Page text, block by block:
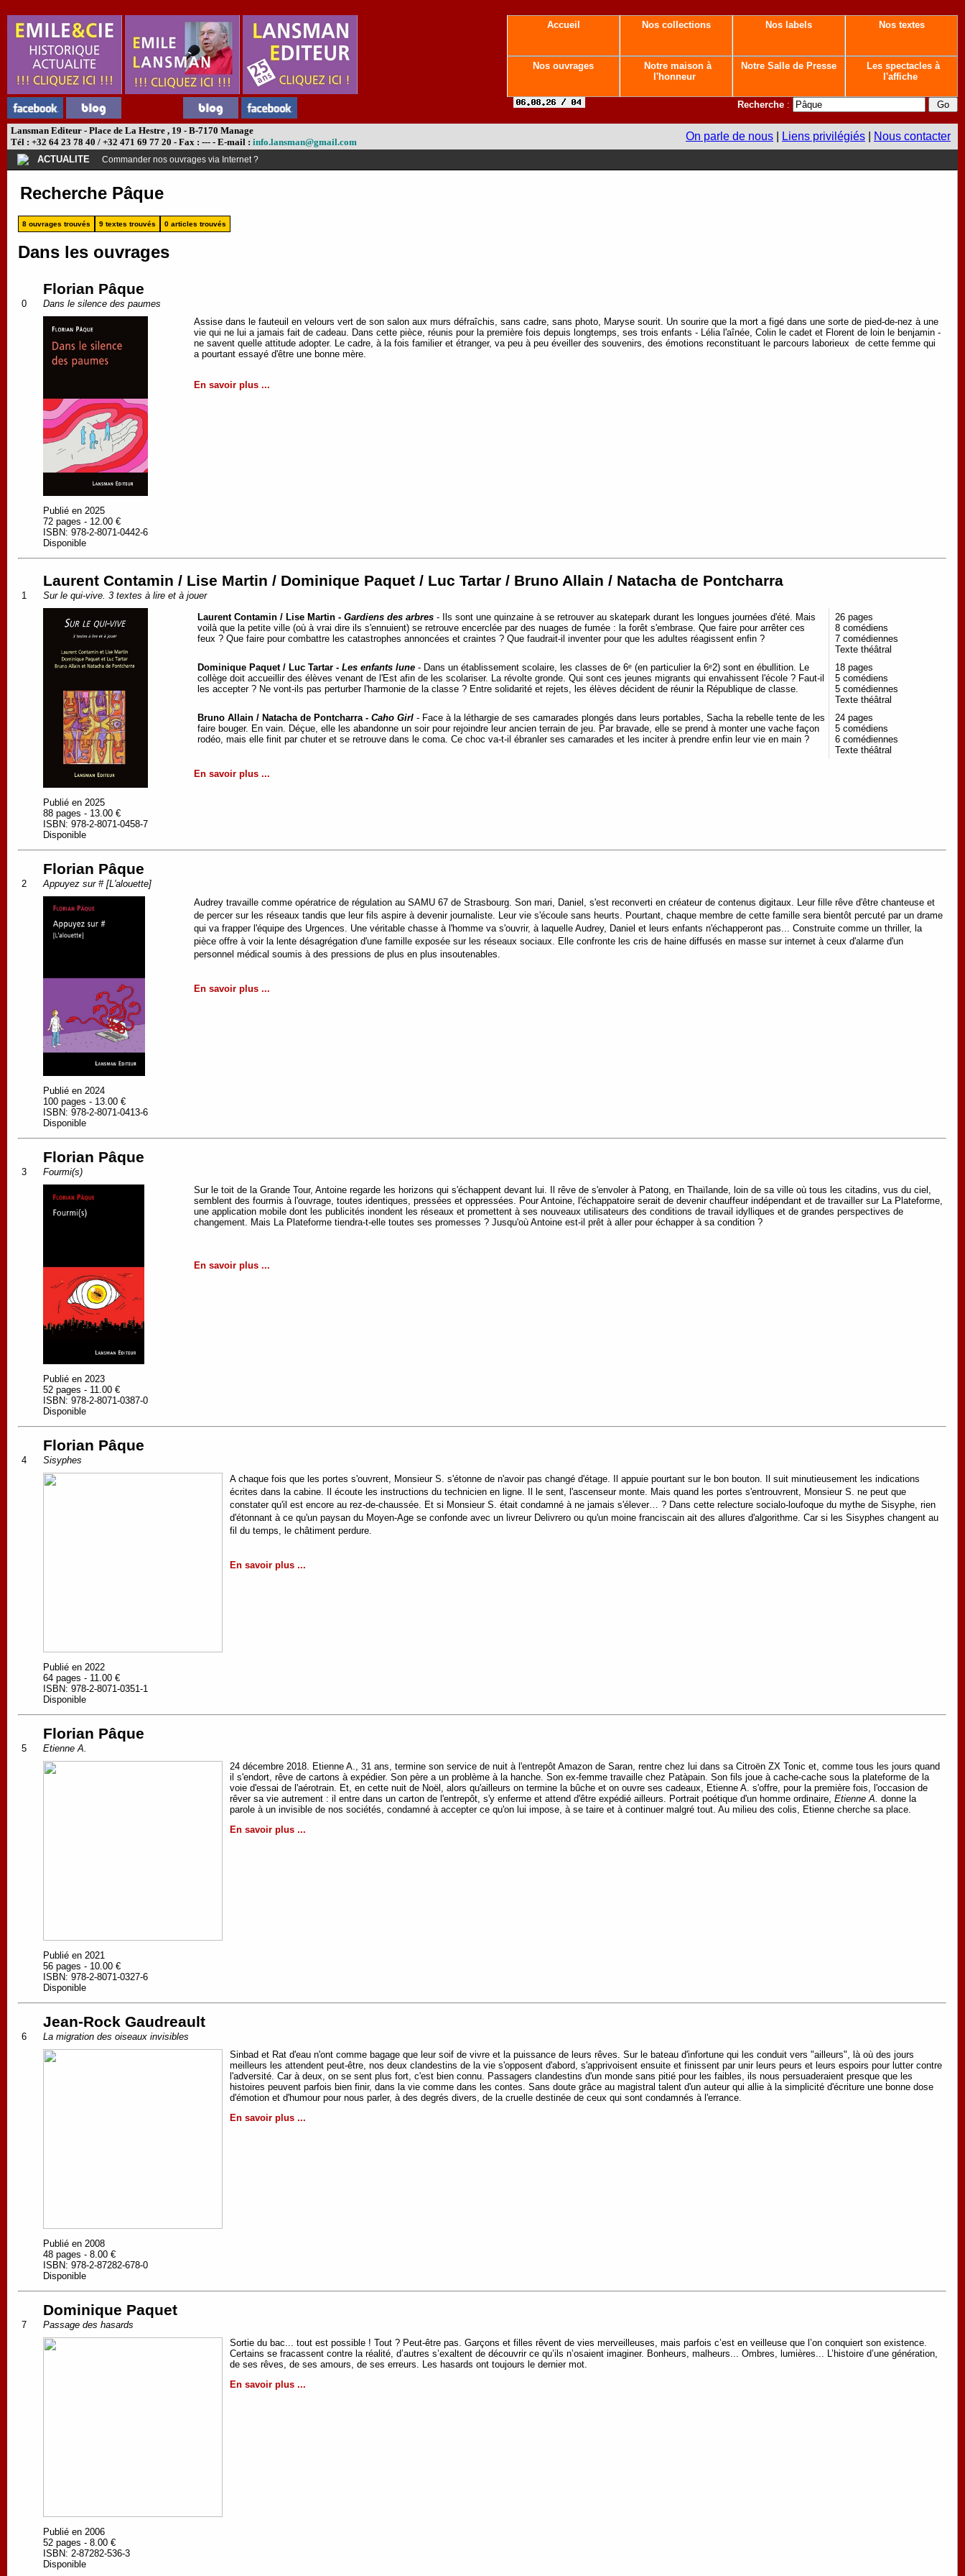
Accueil Nos collections Nos labels Nos textes
Nos ouvrages
Notre maison à
l'honneur
Notre Salle de Presse
Les spectacles à
l'affiche
Recherche :
Lansman Editeur - Place de La Hestre , 19 - B-7170 Manage
Tél : +32 64 23 78 40 / +32 471 69 77 20 - Fax : --- - E-mail : info.lansman@gmail.com On parle de nous Liens privilégiés Nous contacter
ACTUALITE Abonnement théâtre ?
Recherche Pâque
8 ouvrages trouvés 9 textes trouvés 0 articles trouvés
Dans les ouvrages
0
Florian Pâque
Dans le silence des paumes
Publié en 2025
72 pages - 12.00 €
ISBN: 978-2-8071-0442-6
Disponible
Assise dans le fauteuil en velours vert de son salon aux murs défraîchis, sans cadre, sans photo, Maryse sourit. Un sourire que la mort a figé dans une sorte de pied-de-nez à une
vie qui ne lui a jamais fait de cadeau. Dans cette pièce, réunis pour la première fois depuis longtemps, ses trois enfants - Lélia l'aînée, Colin le cadet et Florent de loin le benjamin -
ne savent quelle attitude adopter. Le cadre, à la fois familier et étranger, va peu à peu éveiller des souvenirs, des émotions reconstituant le parcours laborieux de cette femme qui
a pourtant essayé d'être une bonne mère.
En savoir plus ...
1
Laurent Contamin / Lise Martin / Dominique Paquet / Luc Tartar / Bruno Allain / Natacha de Pontcharra
Sur le qui-vive. 3 textes à lire et à jouer
Publié en 2025
88 pages - 13.00 €
ISBN: 978-2-8071-0458-7
Disponible
Laurent Contamin / Lise Martin - Gardiens des arbres - Ils sont une quinzaine à se retrouver au skatepark durant les longues journées d'été. Mais
voilà que la petite ville (où à vrai dire ils s'ennuient) se retrouve encerclée par des nuages de fumée : la forêt s'embrase. Que faire pour arrêter ces
feux ? Que faire pour combattre les catastrophes annoncées et craintes ? Que faudrait-il inventer pour que les adultes réagissent enfin ?
26 pages
8 comédiens
7 comédiennes
Texte théâtral
Dominique Paquet / Luc Tartar - Les enfants lune - Dans un établissement scolaire, les classes de 6ᵉ (en particulier la 6ᵉ2) sont en ébullition. Le
collège doit accueillir des élèves venant de l'Est afin de les scolariser. La révolte gronde. Qui sont ces jeunes migrants qui envahissent l'école ? Faut-il
les accepter ? Ne vont-ils pas perturber l'harmonie de la classe ? Entre solidarité et rejets, les élèves décident de réunir la République de classe.
18 pages
5 comédiens
5 comédiennes
Texte théâtral
Bruno Allain / Natacha de Pontcharra - Caho Girl - Face à la léthargie de ses camarades plongés dans leurs portables, Sacha la rebelle tente de les
faire bouger. En vain. Déçue, elle les abandonne un soir pour rejoindre leur ancien terrain de jeu. Par bravade, elle se prend à monter une vache façon
rodéo, mais elle finit par chuter et se retrouve dans le coma. Ce choc va-t-il ébranler ses camarades et les inciter à prendre enfin leur vie en main ?
24 pages
5 comédiens
6 comédiennes
Texte théâtral
En savoir plus ...
2
Florian Pâque
Appuyez sur # [L'alouette]
Publié en 2024
100 pages - 13.00 €
ISBN: 978-2-8071-0413-6
Disponible
Audrey travaille comme opératrice de régulation au SAMU 67 de Strasbourg. Son mari, Daniel, s'est reconverti en créateur de contenus digitaux. Leur fille rêve d'être chanteuse et
de percer sur les réseaux tandis que leur fils aspire à devenir journaliste. Leur vie s'écoule sans heurts. Pourtant, chaque membre de cette famille sera bientôt percuté par un drame
qui va frapper l'équipe des Urgences. Une véritable chasse à l'homme va s'ouvrir, à laquelle Audrey, Daniel et leurs enfants n'échapperont pas... Construite comme un thriller, la
pièce offre à voir la lente désagrégation d'une famille exposée sur les réseaux sociaux. Elle confronte les cris de haine diffusés en masse sur internet à ceux d'alarme d'un
personnel médical soumis à des pressions de plus en plus insoutenables.
En savoir plus ...
3
Florian Pâque
Fourmi(s)
Publié en 2023
52 pages - 11.00 €
ISBN: 978-2-8071-0387-0
Disponible
Sur le toit de la Grande Tour, Antoine regarde les horizons qui s'échappent devant lui. Il rêve de s'envoler à Patong, en Thaïlande, loin de sa ville où tous les citadins, vus du ciel,
semblent des fourmis à l'ouvrage, toutes identiques, pressées et oppressées. Pour Antoine, l'échappatoire serait de devenir chauffeur indépendant et de travailler sur La Plateforme,
une application mobile dont les publicités inondent les réseaux et promettent à ses nouveaux utilisateurs des conditions de travail idylliques et de grandes perspectives de
changement. Mais La Plateforme tiendra-t-elle toutes ses promesses ? Jusqu'où Antoine est-il prêt à aller pour échapper à sa condition ?
En savoir plus ...
4
Florian Pâque
Sisyphes
Publié en 2022
64 pages - 11.00 €
ISBN: 978-2-8071-0351-1
Disponible
A chaque fois que les portes s'ouvrent, Monsieur S. s'étonne de n'avoir pas changé d'étage. Il appuie pourtant sur le bon bouton. Il suit minutieusement les indications
écrites dans la cabine. Il écoute les instructions du technicien en ligne. Il le sent, l'ascenseur monte. Mais quand les portes s'entrouvrent, Monsieur S. ne peut que
constater qu'il est encore au rez-de-chaussée. Et si Monsieur S. était condamné à ne jamais s'élever… ? Dans cette relecture socialo-loufoque du mythe de Sisyphe, rien
d'étonnant à ce qu'un paysan du Moyen-Age se confonde avec un livreur Delivrero ou qu'un moine franciscain ait des allures d'algorithme. Car si les Sisyphes changent au
fil du temps, le châtiment perdure.
En savoir plus ...
5
Florian Pâque
Etienne A.
Publié en 2021
56 pages - 10.00 €
ISBN: 978-2-8071-0327-6
Disponible
24 décembre 2018. Etienne A., 31 ans, termine son service de nuit à l'entrepôt Amazon de Saran, rentre chez lui dans sa Citroën ZX Tonic et, comme tous les jours quand
il s'endort, rêve de cartons à expédier. Son père a un problème à la hanche. Son ex-femme travaille chez Patàpain. Son fils joue à cache-cache sous la plateforme de la
voie d'essai de l'aérotrain. Et, en cette nuit de Noël, alors qu'ailleurs on termine la bûche et on ouvre ses cadeaux, Etienne A. s'offre, pour la première fois, l'occasion de
rêver sa vie autrement : il entre dans un carton de l'entrepôt, s'y enferme et attend d'être expédié ailleurs. Portrait poétique d'un homme ordinaire, Etienne A. donne la
parole à un invisible de nos sociétés, condamné à accepter ce qu'on lui impose, à se taire et à continuer malgré tout. Au milieu des colis, Etienne cherche sa place.
En savoir plus ...
6
Jean-Rock Gaudreault
La migration des oiseaux invisibles
Publié en 2008
48 pages - 8.00 €
ISBN: 978-2-87282-678-0
Disponible
Sinbad et Rat d'eau n'ont comme bagage que leur soif de vivre et la puissance de leurs rêves. Sur le bateau d'infortune qui les conduit vers "ailleurs", là où des jours
meilleurs les attendent peut-être, nos deux clandestins de la vie s'opposent d'abord, s'apprivoisent ensuite et finissent par unir leurs peurs et leurs espoirs pour lutter contre
l'adversité. Car à deux, on se sent plus fort, c'est bien connu. Passagers clandestins d'un monde sans pitié pour les faibles, ils nous persuaderaient presque que les
histoires peuvent parfois bien finir, dans la vie comme dans les contes. Sans doute grâce au magistral talent d'un auteur qui allie à la simplicité d'écriture une bonne dose
d'émotion et d'humour pour nous parler, à des degrés divers, de la cruelle destinée de ceux qui sont condamnés à l'errance.
En savoir plus ...
7
Dominique Paquet
Passage des hasards
Publié en 2006
52 pages - 8.00 €
ISBN: 2-87282-536-3
Disponible
Sortie du bac... tout est possible ! Tout ? Peut-être pas. Garçons et filles rêvent de vies merveilleuses, mais parfois c’est en veilleuse que l’on conquiert son existence.
Certains se fracassent contre la réalité, d’autres s’exaltent de découvrir ce qu’ils n’osaient imaginer. Bonheurs, malheurs... Ombres, lumières... L’histoire d’une génération,
de ses rêves, de ses amours, de ses erreurs. Les hasards ont toujours le dernier mot.
En savoir plus ...